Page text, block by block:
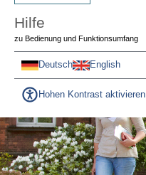
Hilfe
zu Bedienung und Funktionsumfang
Deutsch English
Hohen Kontrast aktivieren